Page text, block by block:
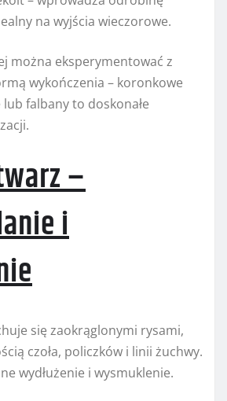
na wyjścia wieczorowe.
można eksperymentować z
wykończenia – koronkowe
falbany to doskonałe
–
i
się zaokrąglonymi rysami,
czoła, policzków i linii żuchwy.
wydłużenie i wysmuklenie.